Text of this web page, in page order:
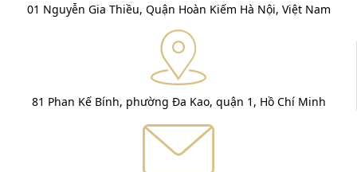
01 Nguyễn Gia Thiều, Quận Hoàn Kiếm Hà Nội, Việt Nam
81 Phan Kế Bính, phường Đa Kao, quận 1, Hồ Chí Minh